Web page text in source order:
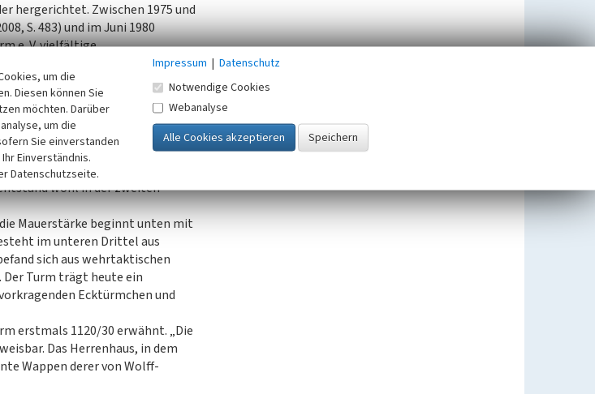
hergerichtet. Zwischen 1975 und
S. 483) und im Juni 1980
e. V. vielfältige
Land, von wo aus man
hier niedergelassen. Ihre
dem Fluss aufhob.
der Rheinarm zwischen
Auch war die
wohl in der zweiten
Mauerstärke beginnt unten mit
im unteren Drittel aus
sich aus wehrtaktischen
Der Turm trägt heute ein
Ecktürmchen und
erstmals 1120/30 erwähnt. „Die
Das Herrenhaus, in dem
Wappen derer von Wolff-
um die
Diesen können Sie
möchten. Darüber
um die
Sie einverstanden
Einverständnis.
Datenschutzseite.
Impressum | Datenschutz
Notwendige Cookies
Webanalyse